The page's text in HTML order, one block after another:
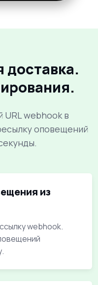
URL webhook в
оповещений
из
webhook.